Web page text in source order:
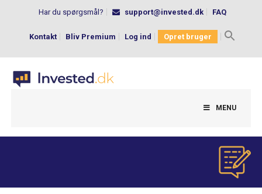
Har du spørgsmål? support@invested.dk FAQ
Kontakt Bliv Premium Log ind Opret bruger
Search
MENU